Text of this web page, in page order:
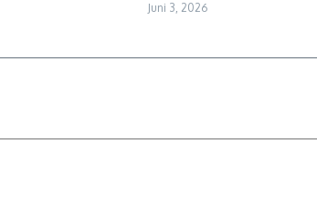
Juni 3, 2026